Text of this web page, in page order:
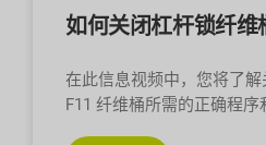
如何关闭杠杆锁纤维
在此信息视频中，您将了
F11 纤维桶所需的正确程序